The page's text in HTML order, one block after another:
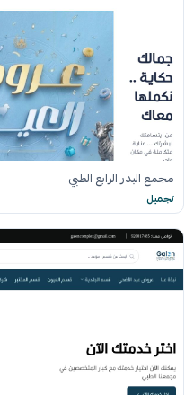
مجمع البدر الرابع الطبي
تجميل